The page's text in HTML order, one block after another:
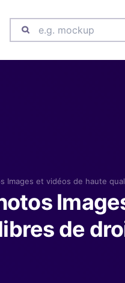
Images et vidéos de haute
de